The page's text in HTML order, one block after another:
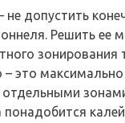
не допустить
Решить ее
зонирования
– это
понадобится